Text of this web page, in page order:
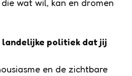
wat wil, kan en dromen
landelijke politiek dat jij
en de zichtbare